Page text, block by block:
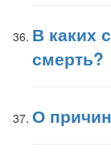
В каких
смерть?
О